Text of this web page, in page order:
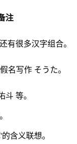
注
有很多汉字组合。
名写作 そうた。
斗 等。
含义联想。